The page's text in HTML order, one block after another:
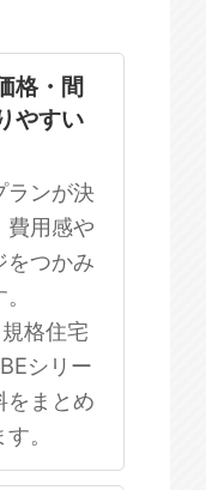
い
格・間
やすい
ランが決
費用感や
をつかみ
格住宅
シリー
をまとめ
。